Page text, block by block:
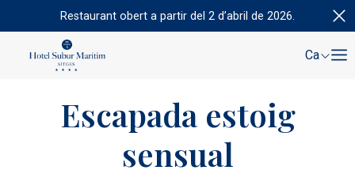
Restaurant obert a partir del 2 d’abril de 2026.
Ca
Escapada estoig
sensual